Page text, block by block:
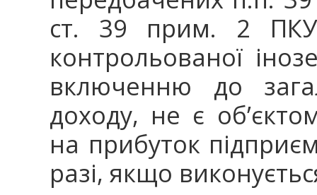
ст. 39 прим. 2 ПКУ,
контрольованої
включенню до
доходу, не є
на прибуток
разі, якщо